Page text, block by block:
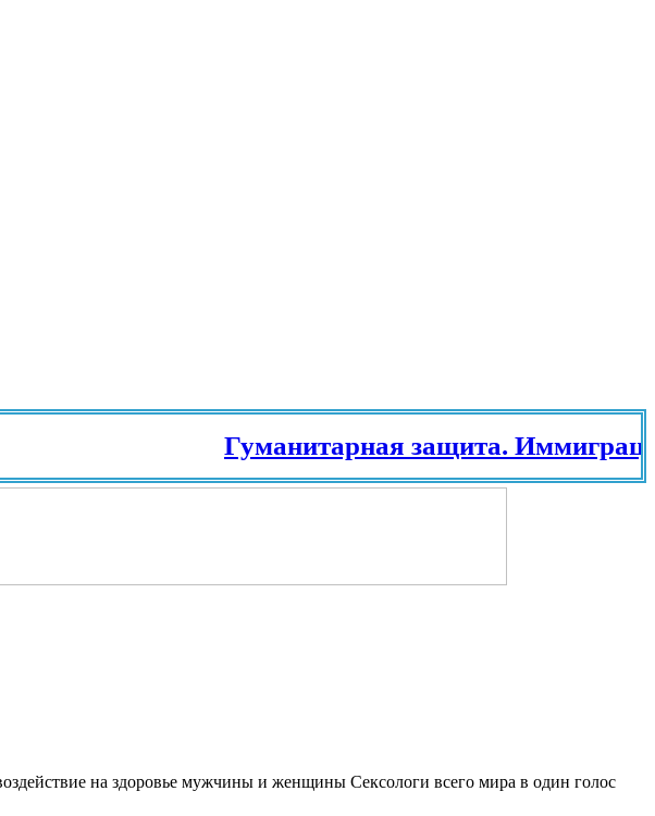
Гуманитарная защита.
на здоровье мужчины и женщины Сексологи всего мира в один голос